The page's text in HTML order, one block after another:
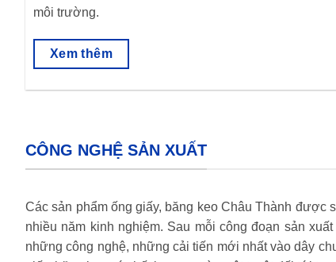
môi trường.
Xem thêm
CÔNG NGHỆ SẢN XUẤT
Các sản phẩm ống giấy, băng keo Châu Thành được
nhiều năm kinh nghiệm. Sau mỗi công đoạn sản
những công nghệ, những cải tiến mới nhất vào dây